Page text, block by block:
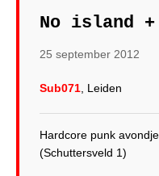
No island
25 september 2012
Sub071 , Leiden
Hardcore punk
(Schuttersveld 1)